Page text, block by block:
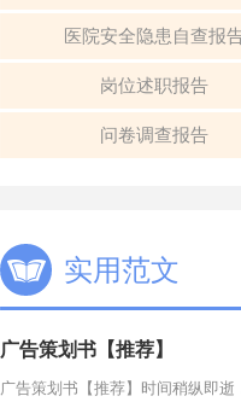
医院安全隐患自查报
岗位述职报告
问卷调查报告
实用范文
广告策划书【推荐】
广告策划书【推荐】时间稍纵即